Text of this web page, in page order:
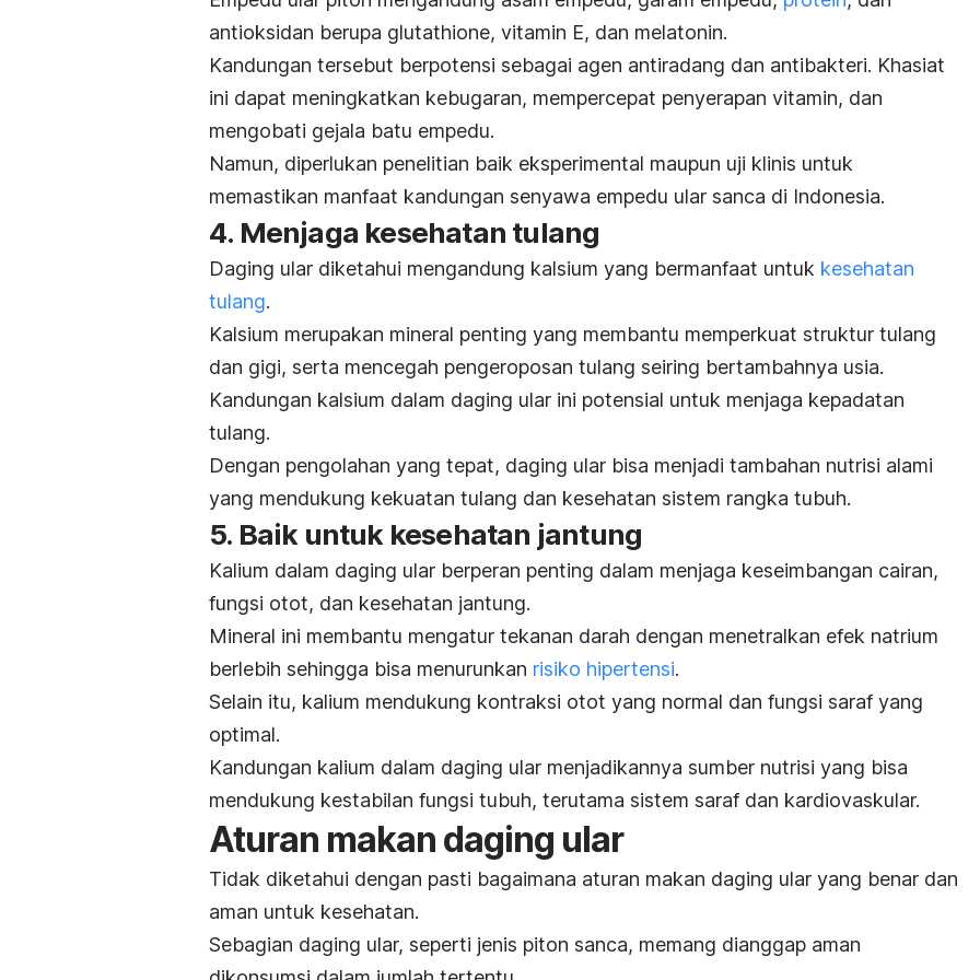
antioksidan berupa glutathione, vitamin E, dan melatonin.
Kandungan tersebut berpotensi sebagai agen antiradang dan antibakteri. Khasiat
ini dapat meningkatkan kebugaran, mempercepat penyerapan vitamin, dan
mengobati gejala batu empedu.
Namun, diperlukan penelitian baik eksperimental maupun uji klinis untuk
memastikan manfaat kandungan senyawa empedu ular sanca di Indonesia.
4. Menjaga kesehatan tulang
Daging ular diketahui mengandung kalsium yang bermanfaat untuk kesehatan
tulang.
Kalsium merupakan mineral penting yang membantu memperkuat struktur tulang
dan gigi, serta mencegah pengeroposan tulang seiring bertambahnya usia.
Kandungan kalsium dalam daging ular ini potensial untuk menjaga kepadatan
tulang.
Dengan pengolahan yang tepat, daging ular bisa menjadi tambahan nutrisi alami
yang mendukung kekuatan tulang dan kesehatan sistem rangka tubuh.
5. Baik untuk kesehatan jantung
Kalium dalam daging ular berperan penting dalam menjaga keseimbangan cairan,
fungsi otot, dan kesehatan jantung.
Mineral ini membantu mengatur tekanan darah dengan menetralkan efek natrium
berlebih sehingga bisa menurunkan risiko hipertensi.
Selain itu, kalium mendukung kontraksi otot yang normal dan fungsi saraf yang
optimal.
Kandungan kalium dalam daging ular menjadikannya sumber nutrisi yang bisa
mendukung kestabilan fungsi tubuh, terutama sistem saraf dan kardiovaskular.
Aturan makan daging ular
Tidak diketahui dengan pasti bagaimana aturan makan daging ular yang benar dan
aman untuk kesehatan.
Sebagian daging ular, seperti jenis piton sanca, memang dianggap aman